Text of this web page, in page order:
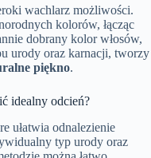
wachlarz możliwości.
kolorów, łącząc
dobrany kolor włosów,
urody oraz karnacji, tworzy
piękno.
idealny odcień?
ułatwia odnalezienie
typ urody oraz